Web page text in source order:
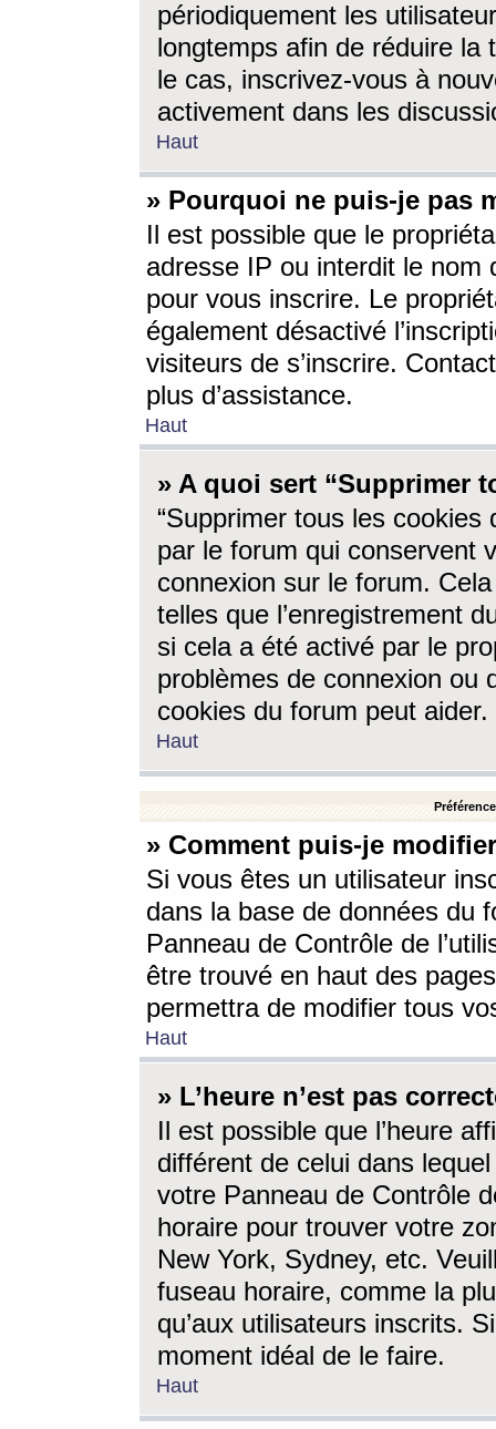
périodiquement les
longtemps afin de réduire la
le cas, inscrivez-vous à
activement dans les
Haut
» Pourquoi ne puis-je pas
Il est possible que le
adresse IP ou interdit le nom
pour vous inscrire. Le
également désactivé
visiteurs de s’inscrire.
plus d’assistance.
Haut
» A quoi sert “Supprimer
“Supprimer tous les cookies
par le forum qui conservent
connexion sur le forum.
telles que l’enregistrement
si cela a été activé par le
problèmes de connexion ou
cookies du forum peut aider.
Haut
» Comment puis-je
Si vous êtes un utilisateur
dans la base de données du
Panneau de Contrôle de
être trouvé en haut des
permettra de modifier tous
Haut
» L’heure n’est pas
Il est possible que l’heure
différent de celui dans
votre Panneau de Contrôle
horaire pour trouver votre
New York, Sydney, etc.
fuseau horaire, comme la
qu’aux utilisateurs inscrits.
moment idéal de le faire.
Haut